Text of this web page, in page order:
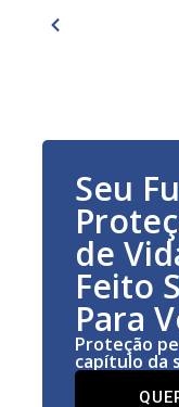
Seu
de
Feito
Para
Proteção
capítulo da